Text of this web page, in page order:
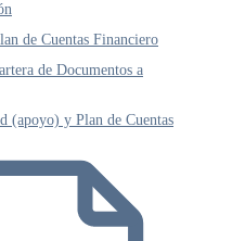
de Cuentas Financiero
de Documentos a
(apoyo) y Plan de Cuentas